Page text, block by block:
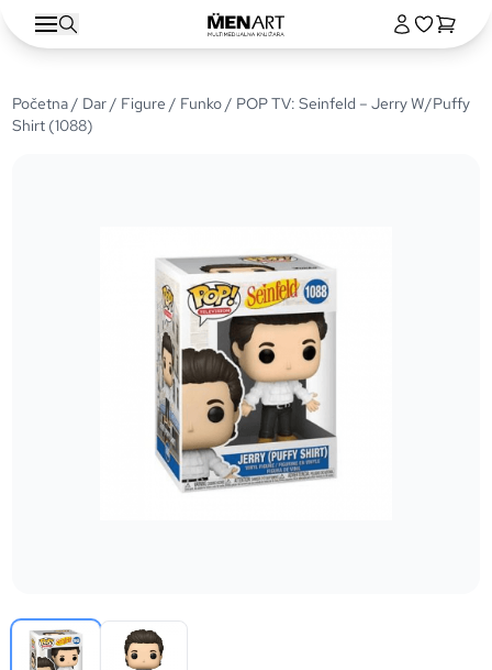
Početna/ Dar/ Figure / Funko/ POP TV: Seinfeld – Jerry W/Puffy
Shirt (1088)